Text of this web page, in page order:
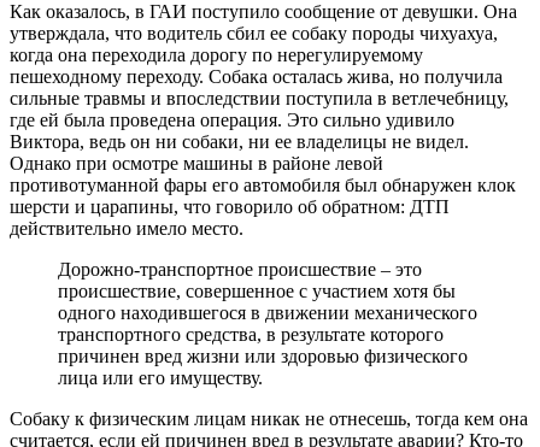
Как оказалось, в ГАИ поступило сообщение от девушки. Она
утверждала, что водитель сбил ее собаку породы чихуахуа,
когда она переходила дорогу по нерегулируемому
пешеходному переходу. Собака осталась жива, но получила
сильные травмы и впоследствии поступила в ветлечебницу,
где ей была проведена операция. Это сильно удивило
Виктора, ведь он ни собаки, ни ее владелицы не видел.
Однако при осмотре машины в районе левой
противотуманной фары его автомобиля был обнаружен клок
шерсти и царапины, что говорило об обратном: ДТП
действительно имело место.
Дорожно-транспортное происшествие – это
происшествие, совершенное с участием хотя бы
одного находившегося в движении механического
транспортного средства, в результате которого
причинен вред жизни или здоровью физического
лица или его имуществу.
Собаку к физическим лицам никак не отнесешь, тогда кем она
считается, если ей причинен вред в результате аварии? Кто-то